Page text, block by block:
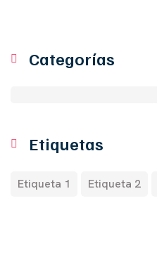
Categorías
Etiquetas
Etiqueta 1 Etiqueta 2